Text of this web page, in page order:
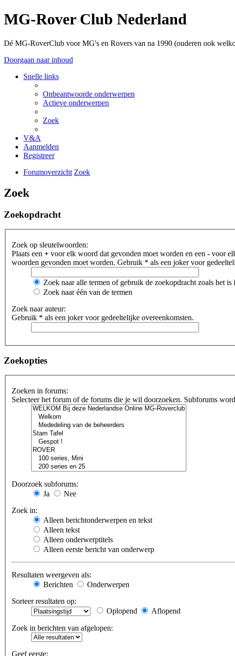
MG-Rover Club Nederland
Dé MG-RoverClub voor MG's en Rovers van na 1990 (ouderen ook
Doorgaan naar inhoud
Snelle links
Onbeantwoorde onderwerpen
Actieve onderwerpen
Zoek
V&A
Aanmelden
Registreer
Forumoverzicht Zoek
Zoek
Zoekopdracht
Zoek op sleutelwoorden:
Plaats een + voor elk woord dat gevonden moet worden en een - voor
woorden gevonden moet worden. Gebruik * als een joker voor
Zoek naar alle termen of gebruik de zoekopdracht zoals het is
Zoek naar één van de termen
Zoek naar auteur:
Gebruik * als een joker voor gedeeltelijke overeenkomsten.
Zoekopties
Zoeken in forums:
Selecteer het forum of de forums die je wil doorzoeken. Subforums
Doorzoek subforums:
Ja
Nee
Zoek in:
Alleen berichtonderwerpen en tekst
Alleen tekst
Alleen onderwerptitels
Alleen eerste bericht van onderwerp
Resultaten weergeven als:
Berichten
Onderwerpen
Sorteer resultaten op:
Oplopend
Aflopend
Zoek in berichten van afgelopen:
Geef eerste: